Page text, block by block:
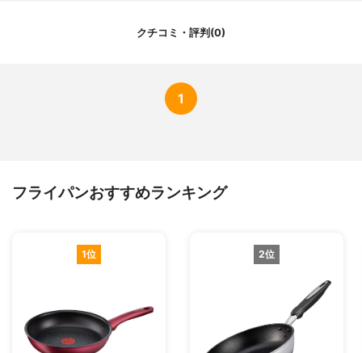
クチコミ・評判(0)
1
フライパンおすすめランキング
1位 2位